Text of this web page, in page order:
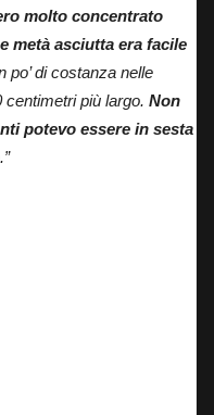
molto concentrato
metà asciutta era facile
po’ di costanza nelle
più largo. Non
potevo essere in sesta
.”